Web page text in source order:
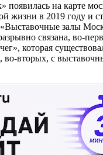
появилась на карте
жизни в 2019 году и
залы
связана, во-
которая
во-вторых, с